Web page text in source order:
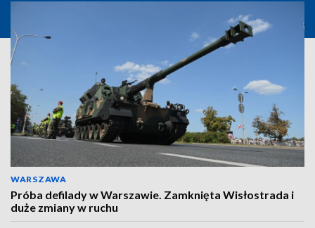
WARSZAWA
Próba defilady w Warszawie. Zamknięta Wisłostrada i
duże zmiany w ruchu